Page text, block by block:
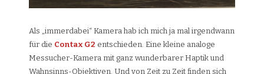
Als „immerdabei“ Kamera hab ich mich ja mal irgendwann
für die Contax G2 entschieden. Eine kleine analoge
Messucher-Kamera mit ganz wunderbarer Haptik und
Wahnsinns-Objektiven. Und von Zeit zu Zeit finden sich